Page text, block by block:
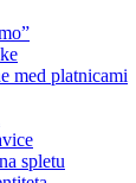
med platnicami
spletu